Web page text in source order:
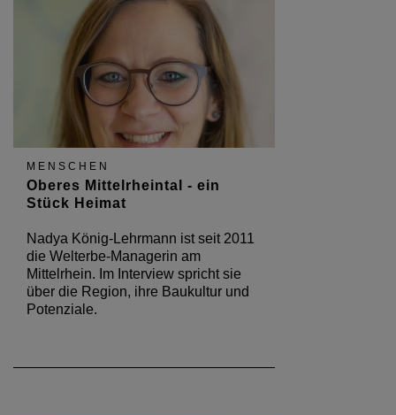
MENSCHEN
Oberes Mittelrheintal - ein
Stück Heimat
Nadya König-Lehrmann ist seit 2011
die Welterbe-Managerin am
Mittelrhein. Im Interview spricht sie
über die Region, ihre Baukultur und
Potenziale.